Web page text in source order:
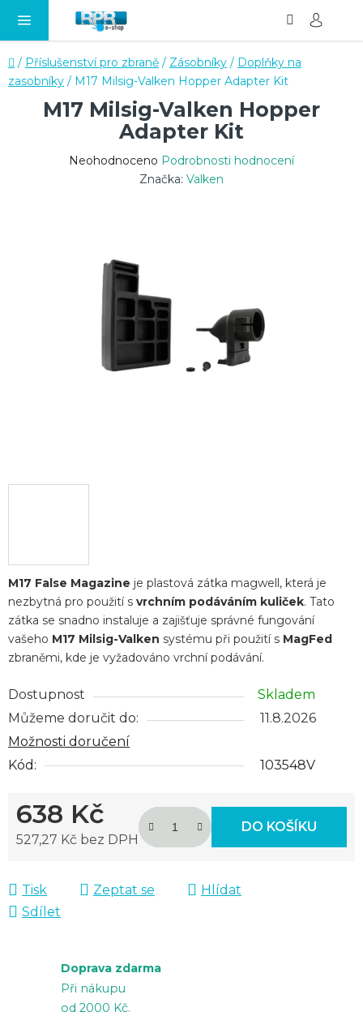
Domů
/ Příslušenství pro zbraně / Zásobníky / Doplňky na
zasobníky / M17 Milsig-Valken Hopper Adapter Kit
M17 False Magazine je plastová zátka magwell, která je
nezbytná pro použití s vrchním podáváním kuliček. Tato
zátka se snadno instaluje a zajišťuje správné fungování
vašeho M17 Milsig-Valken systému při použití s MagFed
zbraněmi, kde je vyžadováno vrchní podávání.
Dostupnost
Skladem
Můžeme doručit do:
11.8.2026
Možnosti doručení
Kód:
103548V
638 Kč
527,27 Kč bez DPH
DO KOŠÍKU
Tisk Zeptat se
Hlídat
Sdílet
M17 Milsig-Valken Hopper
Adapter Kit
Průměrné
hvězdiček.
Neohodnoceno Podrobnosti hodnocení
Značka: Valken
Doprava zdarma
Při nákupu
od 2000 Kč.